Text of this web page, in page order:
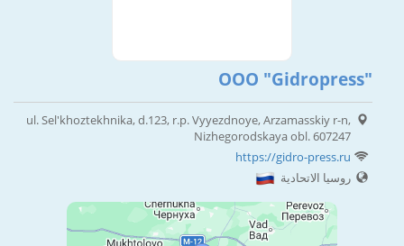
OOO "Gidropress"
ul. Sel'khoztekhnika, d.123, r.p. Vyyezdnoye, Arzamasskiy r-n,
Nizhegorodskaya obl. 607247
https://gidro-press.ru
روسيا الاتحادية